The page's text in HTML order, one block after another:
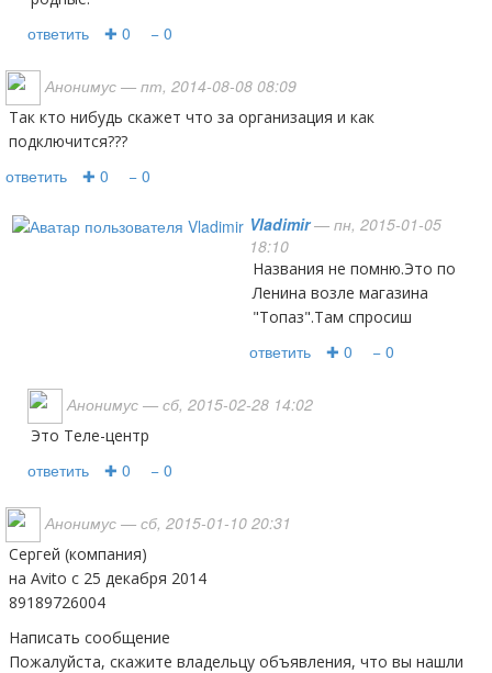
ответить ✚ 0 − 0
Анонимус — пт, 2014-08-08 08:09
Так кто нибудь скажет что за организация и как
подключится???
ответить ✚ 0 − 0
Vladimir— пн, 2015-01-05
18:10
Названия не помню.Это по
Ленина возле магазина
"Топаз".Там спросиш
ответить ✚ 0 − 0
Анонимус — сб, 2015-02-28 14:02
это Теле-центр
ответить ✚ 0 − 0
Анонимус — сб, 2015-01-10 20:31
Сергей (компания)
на Avito c 25 декабря 2014
89189726004
Написать сообщение
Пожалуйста, скажите владельцу объявления, что вы нашли